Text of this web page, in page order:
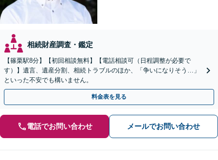
相続財産調査・鑑定
【篠栗駅8分】【初回相談無料】【電話相談可（日程調整が必要で
す）】遺言、遺産分割、相続トラブルのほか、「争いになりそう…」
といった不安でも構いません。
料金表を見る
電話でお問い合わせ メールでお問い合わせ